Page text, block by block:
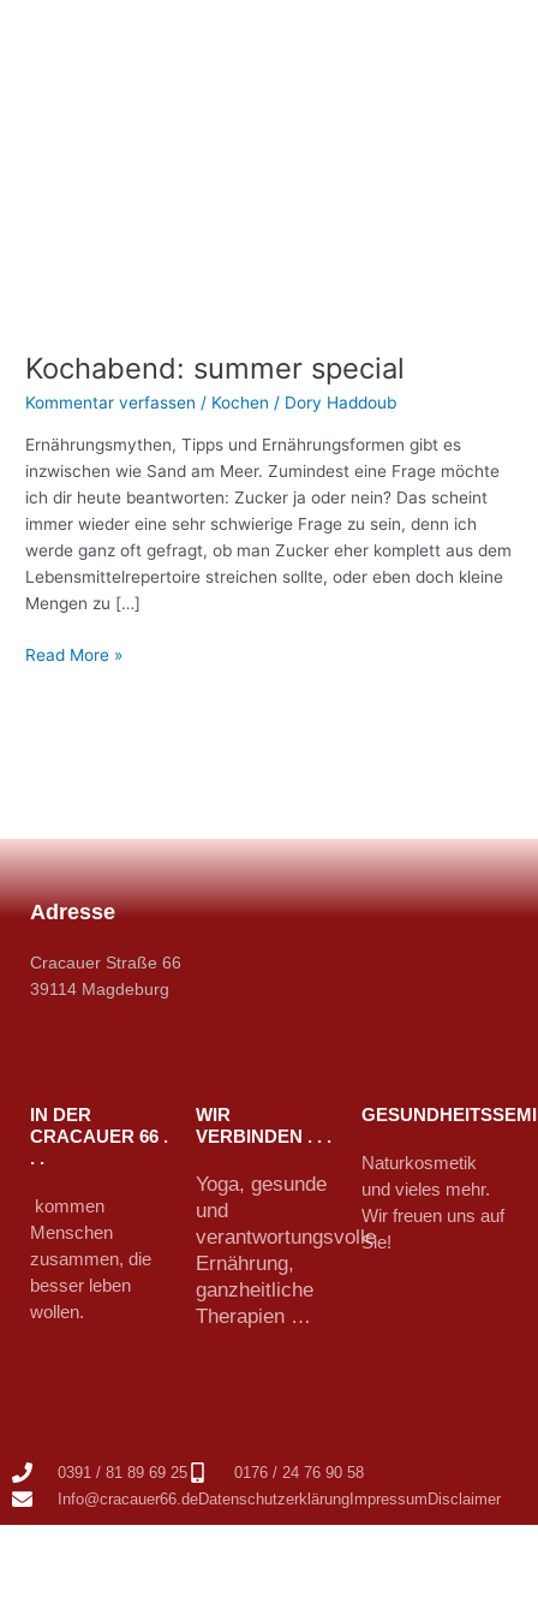
Kochabend: summer special
Kommentar verfassen / Kochen / Dory Haddoub
Ernährungsmythen, Tipps und Ernährungsformen gibt es
inzwischen wie Sand am Meer. Zumindest eine Frage möchte
ich dir heute beantworten: Zucker ja oder nein? Das scheint
immer wieder eine sehr schwierige Frage zu sein, denn ich
werde ganz oft gefragt, ob man Zucker eher komplett aus dem
Lebensmittelrepertoire streichen sollte, oder eben doch kleine
Mengen zu […]
Read More »
Adresse
Cracauer Straße 66
39114 Magdeburg
IN DER
CRACAUER 66 .
. .
kommen
Menschen
zusammen, die
besser leben
wollen.
WIR
VERBINDEN . . .
Yoga, gesunde
und
verantwortungsvolle
Ernährung,
ganzheitliche
Therapien …
Naturkosmetik
und vieles mehr.
Wir freuen uns auf
Sie!
0391 / 81 89 69 25
0176 / 24 76 90 58
Info@cracauer66.deDatenschutzerklärungImpressumDisclaimer